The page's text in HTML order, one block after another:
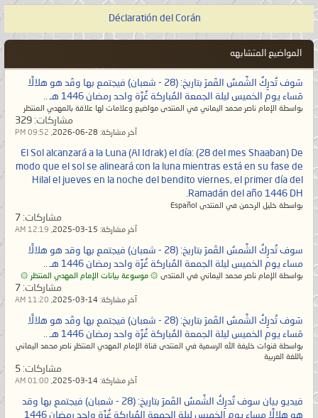
«
Déclaratión del Corán
المواضيع المتشابهه
سَوف تُدرِكُ الشَّمسُ القَمرَ بتاريخ: (28 - شعبان) فيجتمع بها وقَد هو هلالًا
مَساء يوم الخميس ليلة الجمعة المُباركة غُرَّة واحد رمضان 1446 هـ ..
بواسطة الإمام ناصر محمد اليماني في المنتدى مواضيع وعلامات لها علاقة بالمهدي المنتظر
مشاركات:
آخر مشاركة: 09:52 PM
El Sol alcanzará a la Luna (Al Idrak) el día: (28 del mes Shaaban) De
modo que el sol se alineará con la luna mientras está en su fase de
Hilal el jueves en la noche del bendito viernes, el primer día del
Ramadán del año 1446 DH.
بواسطة خليل الرحمن في المنتدى Español
مشاركات:
آخر مشاركة: 12:19 AM
سوف تُدرِكُ الشَّمسُ القَمرَ بتاريخ: (28 - شعبان) فيجتمع بها وقد هو هلالًا
مساء يوم الخميس ليلة الجمعة المُباركة غُرَّة واحد رمضان 1446 هـ ..
بواسطة الإمام ناصر محمد اليماني في المنتدى ۞ موسوعة بيانات الإمام المهدي المنتظر ۞
مشاركات:
آخر مشاركة: 11:20 AM
سَوف تُدرِكُ الشَّمسُ القَمرَ بتاريخ: (28 - شعبان) فيجتمع بها وقَد هو هلالًا
مَساء يوم الخميس ليلة الجمعة المُباركة غُرَّة واحد رمضان 1446 هـ ..
بواسطة قنوات خليفة الله الرسمية في المنتدى قناة الإمام المهدي المنتظر ناصر محمد اليماني
باللغة العربية
مشاركات:
آخر مشاركة: 01:00 AM
فيديو بيان سوف تُدرِكُ الشَّمسُ القَمرَ بتاريخ: (28 - شعبان) فيجتمع بها وقد
هو هلالًا مساء يوم الخميس ليلة الجمعة المُباركة غُرَّة واحد رمضان 1446